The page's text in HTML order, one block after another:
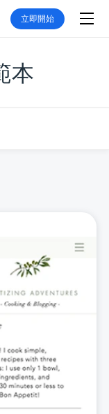
立即開始
本